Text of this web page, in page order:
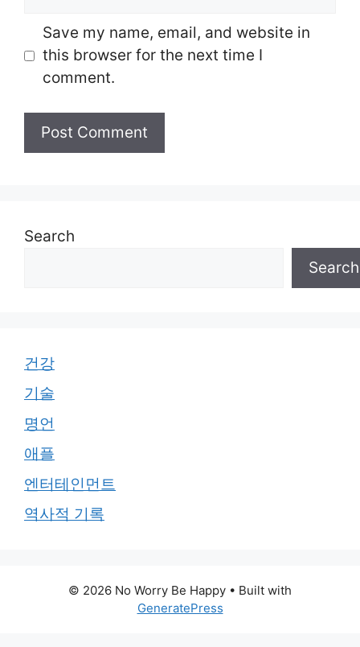
Save my name, email, and website in
this browser for the next time I
comment.
Search
Search
건강
기술
명언
애플
엔터테인먼트
역사적 기록
© 2026 No Worry Be Happy • Built with
GeneratePress